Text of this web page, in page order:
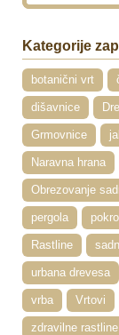
Kategorije
botanični vrt
dišavnice
Grmovnice
Naravna hrana
Obrezovanje
pergola
Rastline
urbana drevesa
vrba Vrtovi
zdravilne rastline